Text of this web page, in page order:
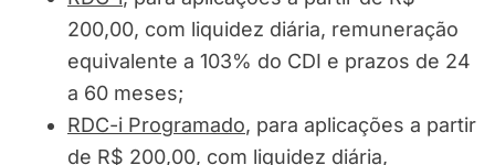
200,00, com liquidez diária, remuneração
equivalente a 103% do CDI e prazos de 24
a 60 meses;
RDC-i Programado, para aplicações a partir
de R$ 200,00, com liquidez diária,